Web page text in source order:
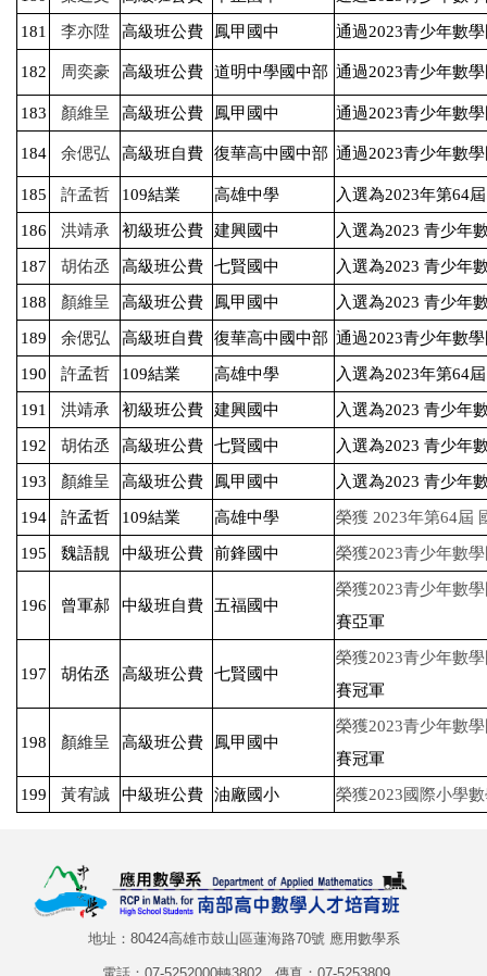
181 李亦陞 高級班公費 鳳甲國中 通過2023青少年數
182 周奕豪 高級班公費 道明中學國中部 通過2023青少年數
183 顏維呈 高級班公費 鳳甲國中 通過2023青少年數
184 余偲弘 高級班自費 復華高中國中部 通過2023青少年數
185 許孟哲 109結業 高雄中學 入選為2023年第64
186 洪靖承 初級班公費 建興國中 入選為2023 青少年
187 胡佑丞 高級班公費 七賢國中 入選為2023 青少年
188 顏維呈 高級班公費 鳳甲國中 入選為2023 青少年
189 余偲弘 高級班自費 復華高中國中部 通過2023青少年數
190 許孟哲 109結業 高雄中學 入選為2023年第64
191 洪靖承 初級班公費 建興國中 入選為2023 青少年
192 胡佑丞 高級班公費 七賢國中 入選為2023 青少年
193 顏維呈 高級班公費 鳳甲國中 入選為2023 青少年
194 許孟哲 109結業 高雄中學 榮獲 2023年第64屆
195 魏語靚 中級班公費 前鋒國中 榮獲2023青少年數
196 曾軍郝 中級班自費 五福國中
榮獲2023青少年數
賽亞軍
197 胡佑丞 高級班公費 七賢國中
榮獲2023青少年數
賽冠軍
198 顏維呈 高級班公費 鳳甲國中
榮獲2023青少年數
賽冠軍
199 黃宥誠 中級班公費 油廠國小 榮獲2023國際小學
地址：80424高雄市鼓山區蓮海路70號 應用數學系